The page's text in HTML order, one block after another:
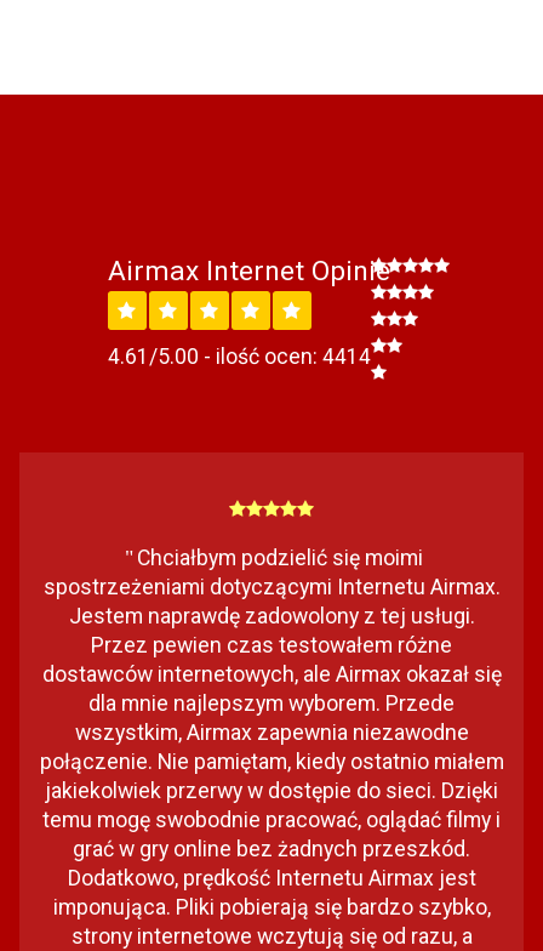
Airmax Internet Opinie
4.61/5.00 - ilość ocen: 4414
" Chciałbym podzielić się moimi
spostrzeżeniami dotyczącymi Internetu Airmax.
Jestem naprawdę zadowolony z tej usługi.
Przez pewien czas testowałem różne
dostawców internetowych, ale Airmax okazał się
dla mnie najlepszym wyborem. Przede
wszystkim, Airmax zapewnia niezawodne
połączenie. Nie pamiętam, kiedy ostatnio miałem
jakiekolwiek przerwy w dostępie do sieci. Dzięki
temu mogę swobodnie pracować, oglądać filmy i
grać w gry online bez żadnych przeszkód.
Dodatkowo, prędkość Internetu Airmax jest
imponująca. Pliki pobierają się bardzo szybko,
strony internetowe wczytują się od razu, a